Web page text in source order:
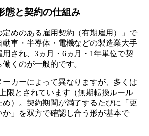
態と契約の仕組み
定めのある雇用契約（有期雇用）」で
動車・半導体・電機などの製造業大手
用され、3ヵ月・6ヵ月・1年単位で契
くのが一般的です。
ーカーによって異なりますが、多くは
限とされています（無期転換ルール
め）。契約期間が満了するたびに「更
か」を双方で確認し合う形が基本で